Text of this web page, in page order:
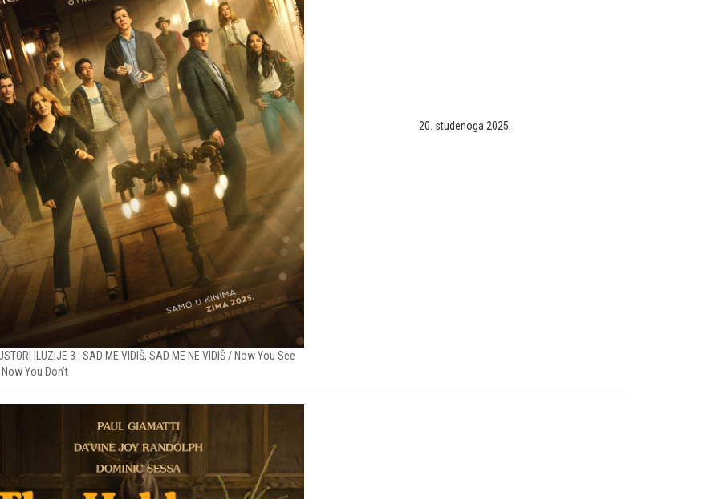
ILUZIJE 3 : SAD ME VIDIŠ, SAD ME NE VIDIŠ / Now You See
You Don’t
20. studenoga 2025.